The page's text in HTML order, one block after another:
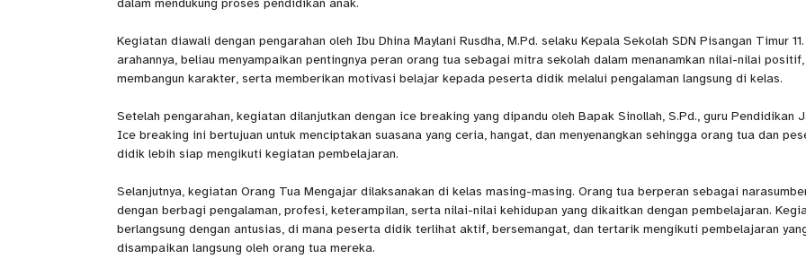
Kegiatan diawali dengan pengarahan oleh Ibu Dhina Maylani Rusdha, M.Pd. selaku Kepala Sekolah SDN Pisangan Timur
arahannya, beliau menyampaikan pentingnya peran orang tua sebagai mitra sekolah dalam menanamkan nilai-nilai positif,
membangun karakter, serta memberikan motivasi belajar kepada peserta didik melalui pengalaman langsung di kelas.
Setelah pengarahan, kegiatan dilanjutkan dengan ice breaking yang dipandu oleh Bapak Sinollah, S.Pd., guru Pendidikan
Ice breaking ini bertujuan untuk menciptakan suasana yang ceria, hangat, dan menyenangkan sehingga orang tua dan
didik lebih siap mengikuti kegiatan pembelajaran.
Selanjutnya, kegiatan Orang Tua Mengajar dilaksanakan di kelas masing-masing. Orang tua berperan sebagai
dengan berbagi pengalaman, profesi, keterampilan, serta nilai-nilai kehidupan yang dikaitkan dengan pembelajaran.
berlangsung dengan antusias, di mana peserta didik terlihat aktif, bersemangat, dan tertarik mengikuti pembelajaran
disampaikan langsung oleh orang tua mereka.